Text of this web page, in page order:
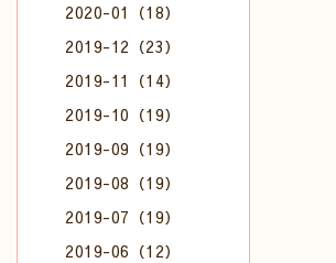
2020-01（18）
2019-12（23）
2019-11（14）
2019-10（19）
2019-09（19）
2019-08（19）
2019-07（19）
2019-06（12）